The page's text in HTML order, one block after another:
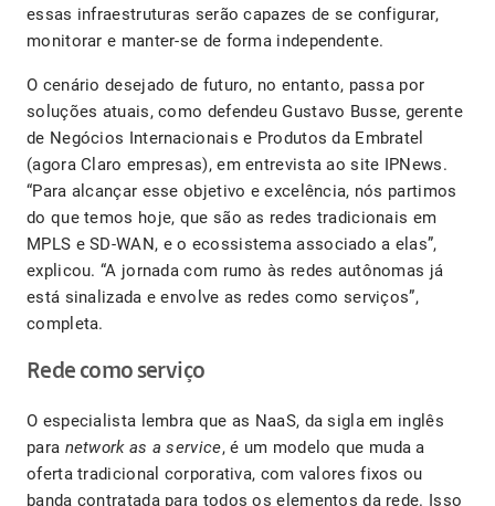
essas infraestruturas serão capazes de se configurar,
monitorar e manter-se de forma independente.
O cenário desejado de futuro, no entanto, passa por
soluções atuais, como defendeu Gustavo Busse, gerente
de Negócios Internacionais e Produtos da Embratel
(agora Claro empresas), em entrevista ao site IPNews.
“Para alcançar esse objetivo e excelência, nós partimos
do que temos hoje, que são as redes tradicionais em
MPLS e SD-WAN, e o ecossistema associado a elas”,
explicou. “A jornada com rumo às redes autônomas já
está sinalizada e envolve as redes como serviços”,
completa.
Rede como serviço
O especialista lembra que as NaaS, da sigla em inglês
para network as a service, é um modelo que muda a
oferta tradicional corporativa, com valores fixos ou
banda contratada para todos os elementos da rede. Isso